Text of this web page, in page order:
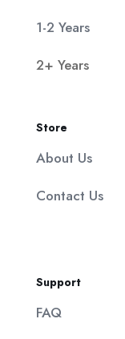
1-2 Years
2+ Years
Store
About Us
Contact Us
Support
FAQ